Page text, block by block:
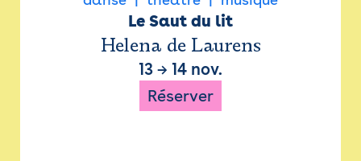
Le Saut du lit
Helena de Laurens
13 → 14 nov.
Réserver